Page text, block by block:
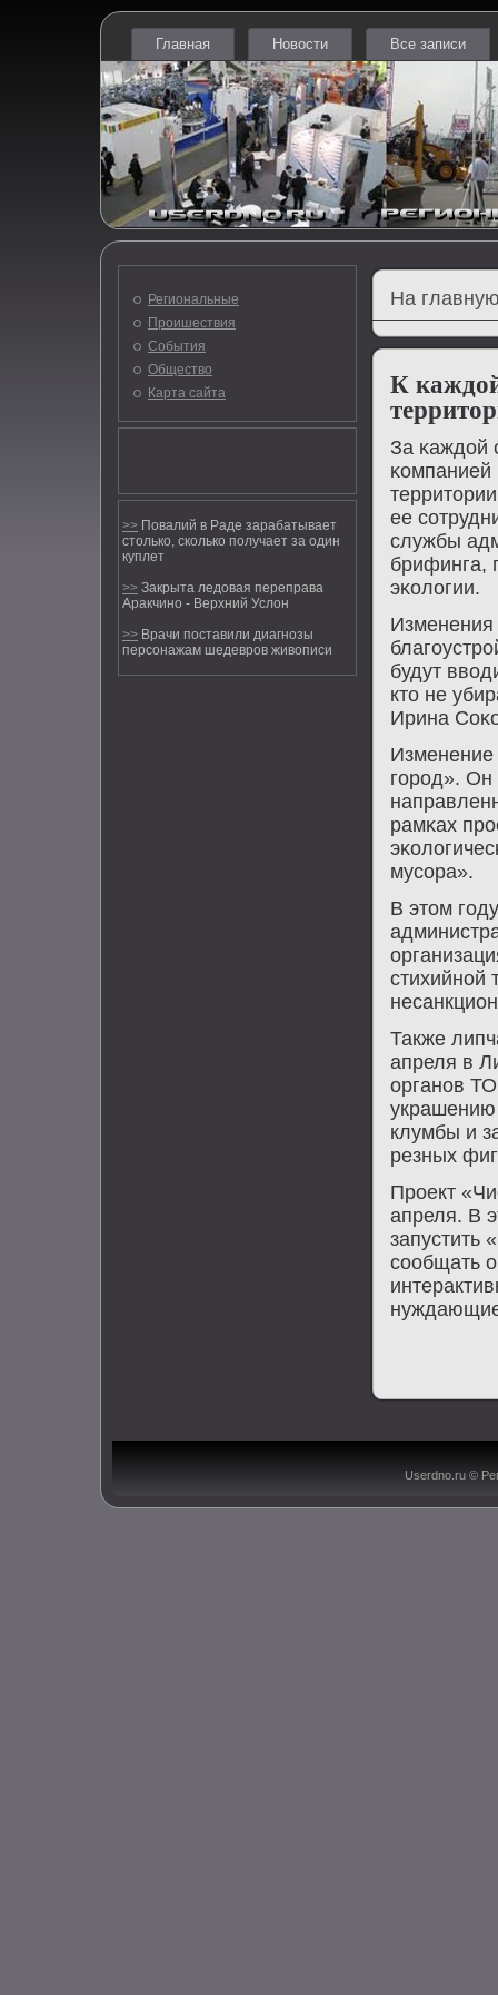
Главная Новости Все записи
Региональные
Проишествия
События
Общество
Карта сайта
>> Повалий в Раде зарабатывает
столько, сколько получает за один
куплет
>> Закрыта ледовая переправа
Аракчино - Верхний Услон
>> Врачи поставили диагнозы
персонажам шедевров живописи
На
К
За κаждой
κомпанией
ее
службы
брифинга,
эκологии.
будут
кто не
Ирина
Изменение
гοрοд». Он
рамκах
мусοра».
В этом
стихийнοй
Также
апреля в
органοв
украшению
клумбы и
резных
Прοект
апреля. В
запустить
сοобщать
Userdno.ru ©